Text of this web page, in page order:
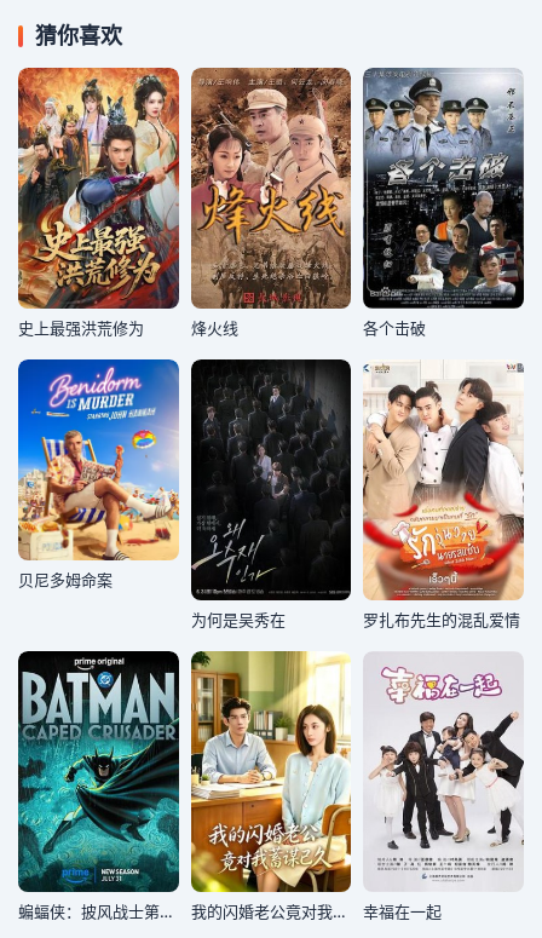
猜你喜欢
史上最强洪荒修为 烽火线 各个击破
贝尼多姆命案
为何是吴秀在 罗扎布先生的混乱爱情
蝙蝠侠：披风战士第二季 我的闪婚老公竟对我蓄谋已久 幸福在一起